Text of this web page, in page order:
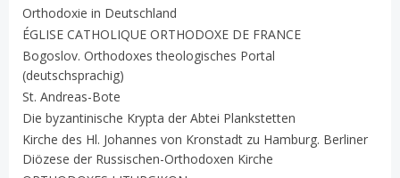
Orthodoxie in Deutschland
ÉGLISE CATHOLIQUE ORTHODOXE DE FRANCE
Bogoslov. Orthodoxes theologisches Portal
(deutschsprachig)
St. Andreas-Bote
Die byzantinische Krypta der Abtei Plankstetten
Kirche des Hl. Johannes von Kronstadt zu Hamburg. Berliner
Diözese der Russischen-Orthodoxen Kirche